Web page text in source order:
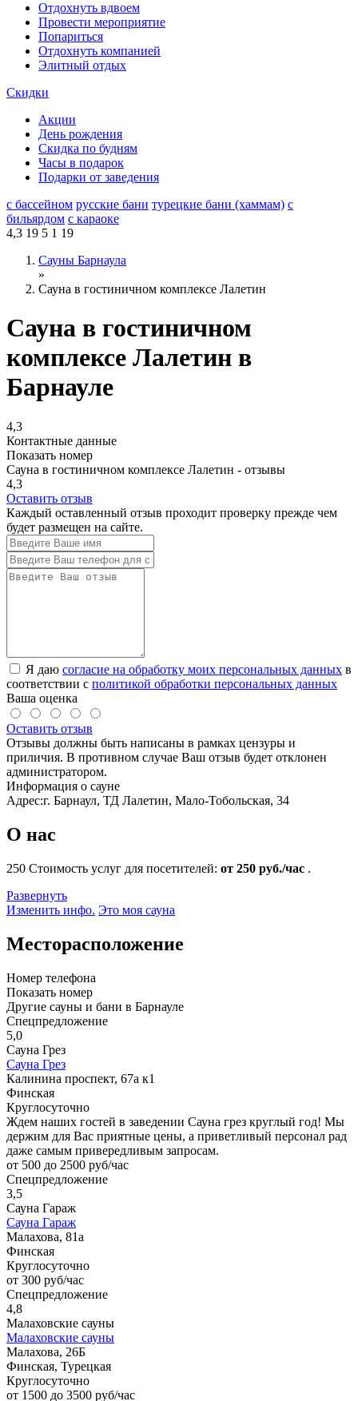
Отдохнуть вдвоем
Провести мероприятие
Попариться
Отдохнуть компанией
Элитный отдых
Скидки
Акции
День рождения
Скидка по будням
Часы в подарок
Подарки от заведения
с бассейном русские бани турецкие бани (хаммам) с
бильярдом с караоке
4,3 19 5 1 19
Сауны Барнаула
»
Сауна в гостиничном комплексе Лалетин
Сауна в гостиничном
комплексе Лалетин в
Барнауле
4,3
Контактные данные
Показать номер
Сауна в гостиничном комплексе Лалетин - отзывы
4,3
Оставить отзыв
Каждый оставленный отзыв проходит проверку прежде чем
будет размещен на сайте.
Я даю согласие на обработку моих персональных данных в
соответствии с политикой обработки персональных данных
Ваша оценка
Оставить отзыв
Отзывы должны быть написаны в рамках цензуры и
приличия. В противном случае Ваш отзыв будет отклонен
администратором.
Информация о сауне
Адрес:г. Барнаул, ТД Лалетин, Мало-Тобольская, 34
О нас
250 Стоимость услуг для посетителей: от 250 руб./час .
Развернуть
Изменить инфо. Это моя сауна
Месторасположение
Номер телефона
Показать номер
Другие сауны и бани в Барнауле
Спецпредложение
5,0
Сауна Грез
Сауна Грез
Калинина проспект, 67а к1
Финская
Круглосуточно
Ждем наших гостей в заведении Сауна грез круглый год! Мы
держим для Вас приятные цены, а приветливый персонал рад
даже самым привередливым запросам.
от 500 до 2500 руб/час
Спецпредложение
3,5
Сауна Гараж
Сауна Гараж
Малахова, 81а
Финская
Круглосуточно
от 300 руб/час
Спецпредложение
4,8
Малаховские сауны
Малаховские сауны
Малахова, 26Б
Финская, Турецкая
Круглосуточно
от 1500 до 3500 руб/час